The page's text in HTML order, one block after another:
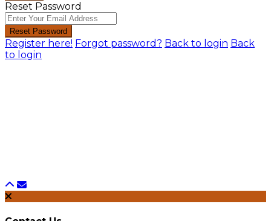
Reset Password
Reset Password
Register here! Forgot password? Back to login Back
to login